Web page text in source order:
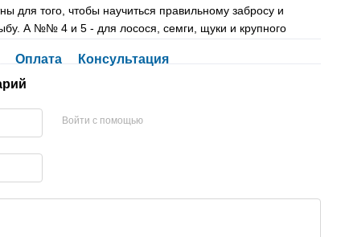
для того, чтобы научиться правильному забросу и
А №№ 4 и 5 - для лосося, семги, щуки и крупного
Оплата
Консультация
Войти с помощью